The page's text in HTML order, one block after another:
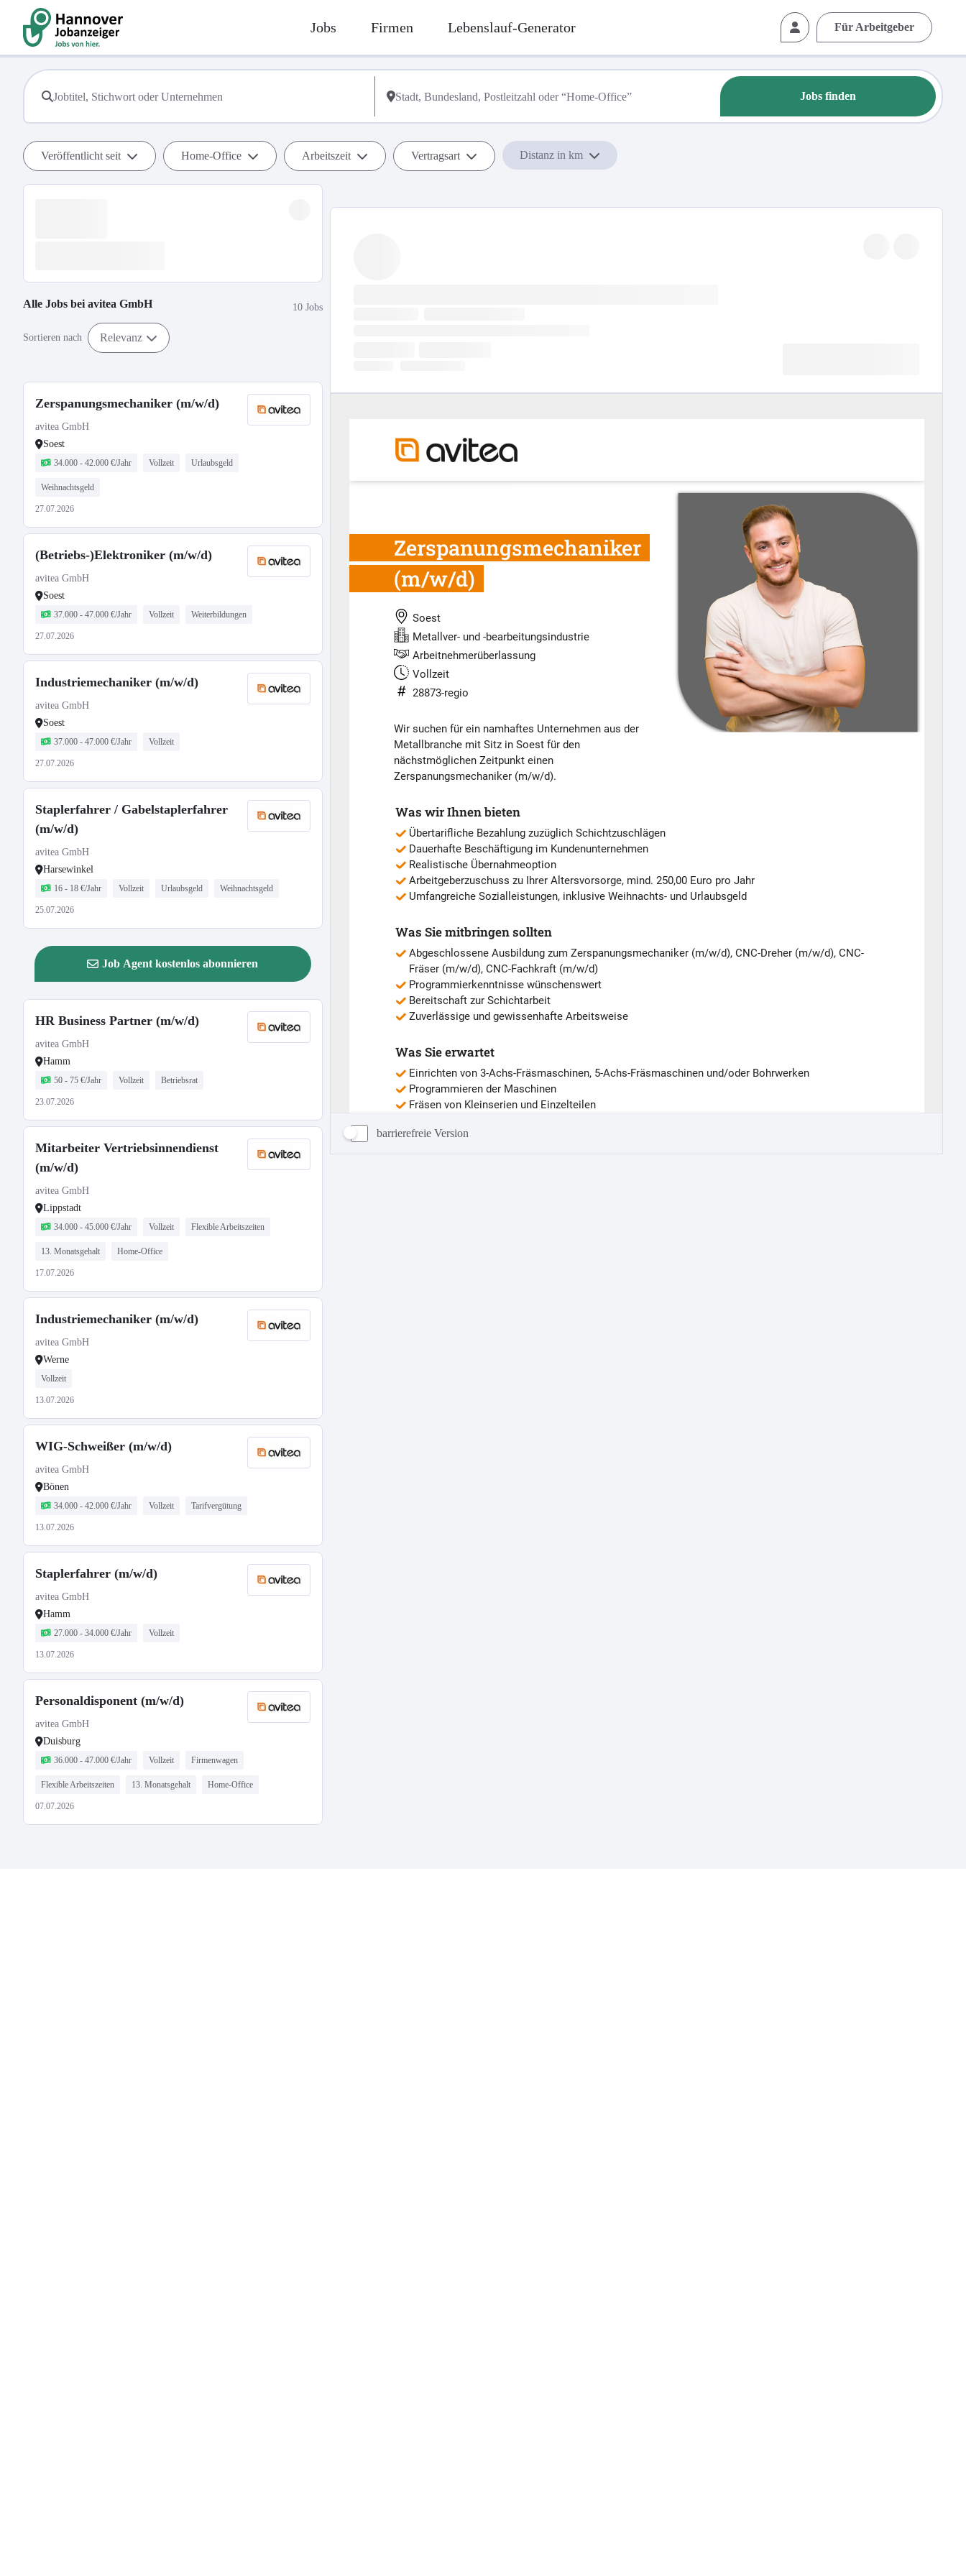
Jobs Firmen Lebenslauf-Generator Für Arbeitgeber
Jobs finden
Veröffentlicht seit Home-Office Arbeitszeit Vertragsart Distanz in km
Alle Jobs bei avitea GmbH 10 Jobs
Sortieren nach Relevanz
Zerspanungsmechaniker (m/w/d)
avitea GmbH
Soest
34.000 - 42.000 €/Jahr Vollzeit Urlaubsgeld
Weihnachtsgeld
27.07.2026
(Betriebs-)Elektroniker (m/w/d)
avitea GmbH
Soest
37.000 - 47.000 €/Jahr Vollzeit Weiterbildungen
27.07.2026
Industriemechaniker (m/w/d)
avitea GmbH
Soest
37.000 - 47.000 €/Jahr Vollzeit
27.07.2026
Staplerfahrer / Gabelstaplerfahrer
(m/w/d)
avitea GmbH
Harsewinkel
16 - 18 €/Jahr Vollzeit Urlaubsgeld Weihnachtsgeld
25.07.2026
Job Agent kostenlos abonnieren
HR Business Partner (m/w/d)
avitea GmbH
Hamm
50 - 75 €/Jahr Vollzeit Betriebsrat
23.07.2026
Mitarbeiter Vertriebsinnendienst
(m/w/d)
avitea GmbH
Lippstadt
34.000 - 45.000 €/Jahr Vollzeit Flexible Arbeitszeiten
13. Monatsgehalt Home-Office
17.07.2026
Industriemechaniker (m/w/d)
avitea GmbH
Werne
Vollzeit
13.07.2026
WIG-Schweißer (m/w/d)
avitea GmbH
Bönen
34.000 - 42.000 €/Jahr Vollzeit Tarifvergütung
13.07.2026
Staplerfahrer (m/w/d)
avitea GmbH
Hamm
27.000 - 34.000 €/Jahr Vollzeit
13.07.2026
Personaldisponent (m/w/d)
avitea GmbH
Duisburg
36.000 - 47.000 €/Jahr Vollzeit Firmenwagen
Flexible Arbeitszeiten 13. Monatsgehalt Home-Office
07.07.2026
barrierefreie Version